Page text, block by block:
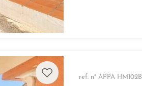
ref. n° APPA HM102B